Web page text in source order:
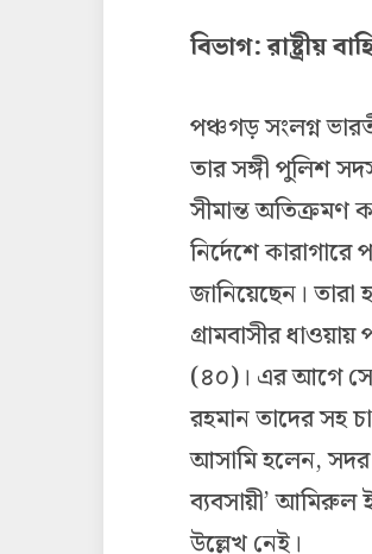
বিভাগ: রাষ্ট্রীয়
পঞ্চগড় সংলগ্ন
তার সঙ্গী পুলিশ
সীমান্ত অতিক্রমণ
নির্দেশে
জানিয়েছেন।
গ্রামবাসীর
(৪০)। এর আগে
রহমান তাদের সহ
আসামি হলেন, সদর
ব্যবসায়ী’ আমিরুল
উল্লেখ নেই।